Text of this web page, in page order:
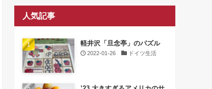
人気記事
軽井沢「旦念亭」のパズル
2022-01-26 ドイツ生活